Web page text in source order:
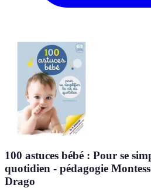
100 astuces bébé : Pour se
quotidien - pédagogie
Drago